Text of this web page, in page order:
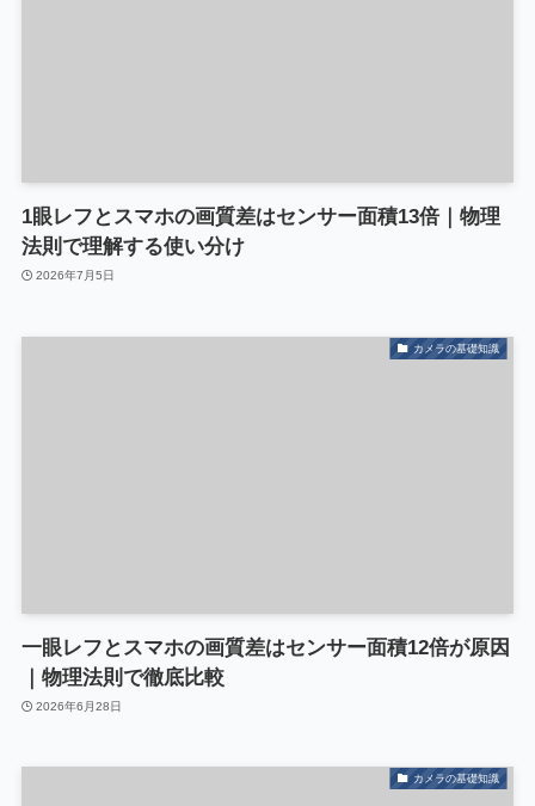
1眼レフとスマホの画質差はセンサー面積13倍｜物理
法則で理解する使い分け
2026年7月5日
カメラの基礎知識
一眼レフとスマホの画質差はセンサー面積12倍が原因
｜物理法則で徹底比較
2026年6月28日
カメラの基礎知識